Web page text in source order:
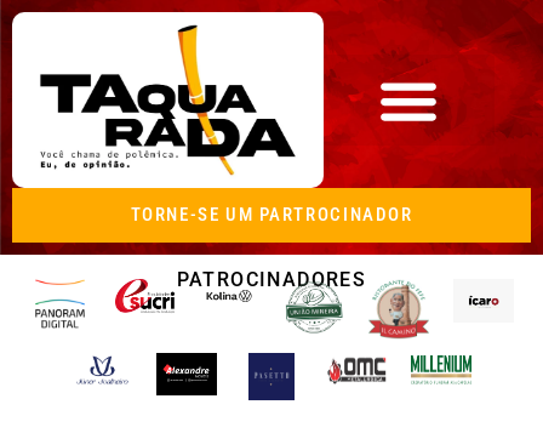
TORNE-SE UM PARTROCINADOR
PATROCINADORES